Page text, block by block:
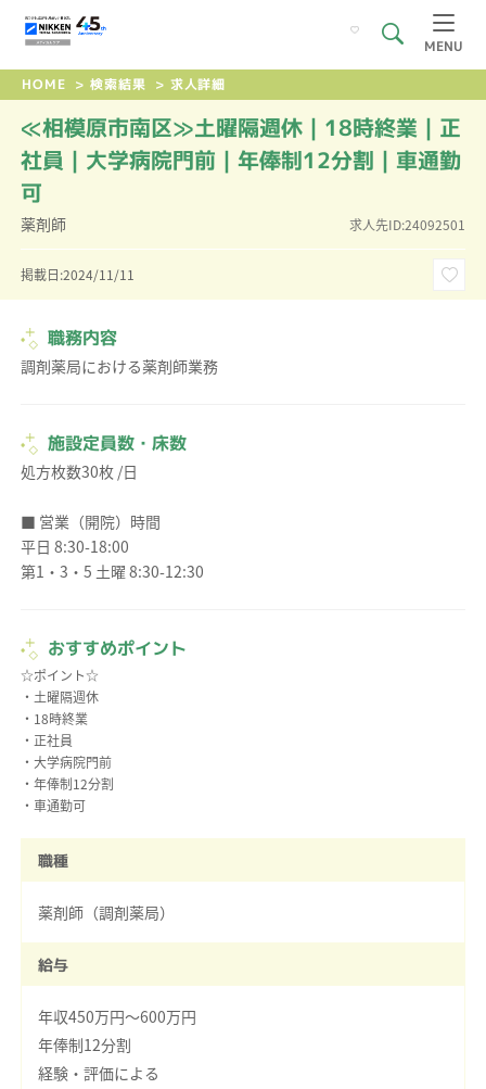
MENU
HOME > 検索結果 > 求人詳細
≪相模原市南区≫土曜隔週休｜18時終業｜正
社員｜大学病院門前｜年俸制12分割｜車通勤
可
薬剤師 求人先ID:24092501
掲載日:2024/11/11
職務内容
調剤薬局における薬剤師業務
施設定員数・床数
処方枚数30枚 /日
■ 営業（開院）時間
平日 8:30-18:00
第1・3・5 土曜 8:30-12:30
おすすめポイント
☆ポイント☆
・土曜隔週休
・18時終業
・正社員
・大学病院門前
・年俸制12分割
職種
薬剤師（調剤薬局）
給与
年収450万円～600万円
年俸制12分割
経験・評価による